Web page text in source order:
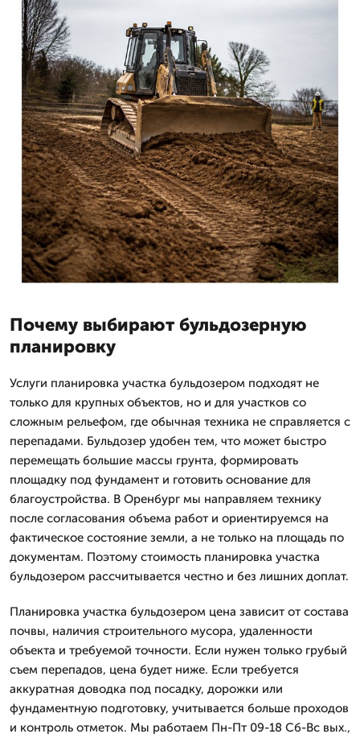
Почему выбирают бульдозерную
планировку
Услуги планировка участка бульдозером подходят не
только для крупных объектов, но и для участков со
сложным рельефом, где обычная техника не справляется с
перепадами. Бульдозер удобен тем, что может быстро
перемещать большие массы грунта, формировать
площадку под фундамент и готовить основание для
благоустройства. В Оренбург мы направляем технику
после согласования объема работ и ориентируемся на
фактическое состояние земли, а не только на площадь по
документам. Поэтому стоимость планировка участка
бульдозером рассчитывается честно и без лишних доплат.
Планировка участка бульдозером цена зависит от состава
почвы, наличия строительного мусора, удаленности
объекта и требуемой точности. Если нужен только грубый
съем перепадов, цена будет ниже. Если требуется
аккуратная доводка под посадку, дорожки или
фундаментную подготовку, учитывается больше проходов
и контроль отметок. Мы работаем Пн-Пт 09-18 Сб-Вс вых.,